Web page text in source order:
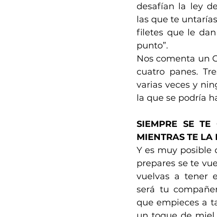
desafían la ley
las que te
filetes que le
punto”.
Nos comenta un
cuatro panes.
varias veces y
la que se podría
SIEMPRE SE
MIENTRAS TE LA
Y es muy posible
prepares se te
vuelvas a tener
será tu
que empieces a